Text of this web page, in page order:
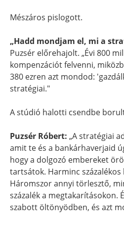
Mészáros pislogott.
„Hadd mondjam el, mi a
Puzsér előrehajolt. „Évi 800
kompenzációt felvenni,
380 ezren azt mondod:
stratégiai."
A stúdió halotti csendbe
Puzsér Róbert: „A stratégiai
amit te és a bankárhaverjaid
hogy a dolgozó embereket
tartsátok. Harminc
Háromszor annyi törlesztő,
százalék a megtakarításokon.
szabott öltönyödben, és azt